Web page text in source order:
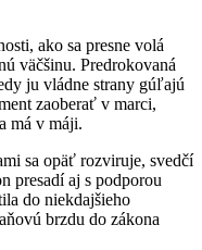
ako sa presne volá
väčšinu. Predrokovaná
ju vládne strany gúľajú
zaoberať v marci,
má v máji.
sa opäť rozviruje, svedčí
presadí aj s podporou
do niekdajšieho
brzdu do zákona